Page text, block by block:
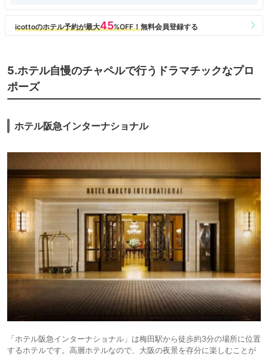
5.ホテル自慢のチャペルで行うドラマチックなプロ
ポーズ
ホテル阪急インターナショナル
「ホテル阪急インターナショナル」は梅田駅から徒歩約3分の場所に位置
するホテルです。高層ホテルなので、大阪の夜景を存分に楽しむことが